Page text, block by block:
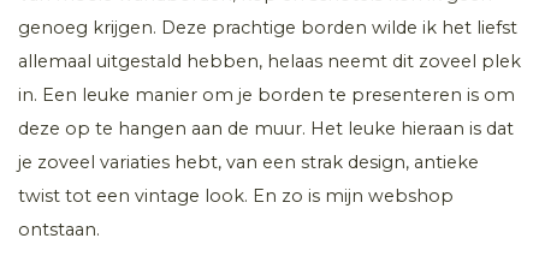
genoeg krijgen. Deze prachtige borden wilde ik het liefst
allemaal uitgestald hebben, helaas neemt dit zoveel plek
in. Een leuke manier om je borden te presenteren is om
deze op te hangen aan de muur. Het leuke hieraan is dat
je zoveel variaties hebt, van een strak design, antieke
twist tot een vintage look. En zo is mijn webshop
ontstaan.